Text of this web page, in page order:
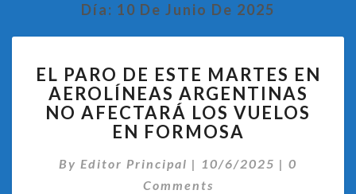
Día: 10 De Junio De 2025
PARO
DE
ESTE
MARTES
AEROLÍNEAS
ARGENTINAS
EL PARO DE ESTE MARTES EN
AEROLÍNEAS ARGENTINAS
NO AFECTARÁ LOS VUELOS
EN FORMOSA
By Editor Principal | 10/6/2025 | 0
Comments